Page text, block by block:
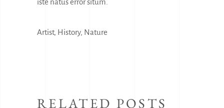
Artist, History, Nature
RELATED POSTS